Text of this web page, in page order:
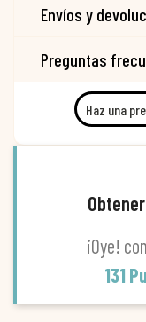
Envíos y
Preguntas
Haz una
¡Oye!
131